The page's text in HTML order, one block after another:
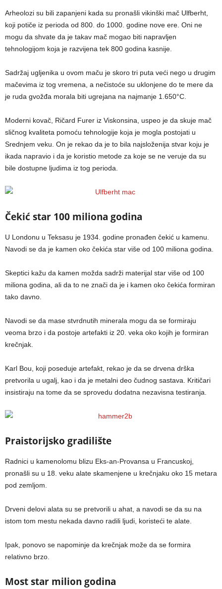
Arheolozi su bili zapanjeni kada su pronašli vikinški mač Ulfberht,
koji potiče iz perioda od 800. do 1000. godine nove ere. Oni ne
mogu da shvate da je takav mač mogao biti napravljen
tehnologijom koja je razvijena tek 800 godina kasnije.
Sadržaj ugljenika u ovom maču je skoro tri puta veći nego u drugim
mačevima iz tog vremena, a nečistoće su uklonjene do te mere da
je ruda gvožđa morala biti ugrejana na najmanje 1.650°C.
Moderni kovač, Ričard Furer iz Viskonsina, uspeo je da skuje mač
sličnog kvaliteta pomoću tehnologije koja je mogla postojati u
Srednjem veku. On je rekao da je to bila najsloženija stvar koju je
ikada napravio i da je koristio metode za koje se ne veruje da su
bile dostupne ljudima iz tog perioda.
Čekić star 100 miliona godina
U Londonu u Teksasu je 1934. godine pronađen čekić u kamenu.
Navodi se da je kamen oko čekića star više od 100 miliona godina.
Skeptici kažu da kamen možda sadrži materijal star više od 100
miliona godina, ali da to ne znači da je i kamen oko čekića formiran
tako davno.
Navodi se da mase stvrdnutih minerala mogu da se formiraju
veoma brzo i da postoje artefakti iz 20. veka oko kojih je formiran
krečnjak.
Karl Bou, koji poseduje artefakt, rekao je da se drvena drška
pretvorila u ugalj, kao i da je metalni deo čudnog sastava. Kritičari
insistiraju na tome da se sprovedu dodatna nezavisna testiranja.
Praistorijsko gradilište
Radnici u kamenolomu blizu Eks-an-Provansa u Francuskoj,
pronašli su u 18. veku alate skamenjene u krečnjaku oko 15 metara
pod zemljom.
Drveni delovi alata su se pretvorili u ahat, a navodi se da su na
istom tom mestu nekada davno radili ljudi, koristeći te alate.
Ipak, ponovo se napominje da krečnjak može da se formira
relativno brzo.
Most star milion godina